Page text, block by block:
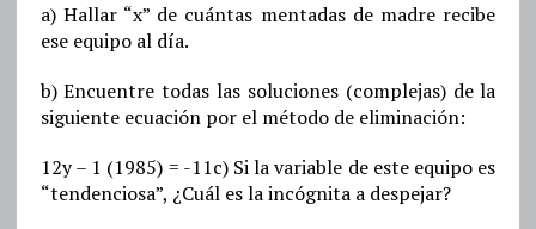
a) Hallar “x” de cuántas mentadas de madre recibe
ese equipo al día.
b) Encuentre todas las soluciones (complejas) de la
siguiente ecuación por el método de eliminación:
12y – 1 (1985) = -11c) Si la variable de este equipo es
“tendenciosa”, ¿Cuál es la incógnita a despejar?